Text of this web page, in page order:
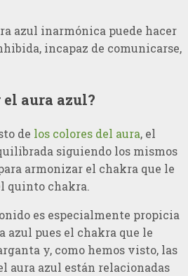
azul inarmónica puede hacer
incapaz de comunicarse,
aura azul?
de los colores del aura, el
siguiendo los mismos
armonizar el chakra que le
quinto chakra.
es especialmente propicia
azul pues el chakra que le
y, como hemos visto, las
aura azul están relacionadas